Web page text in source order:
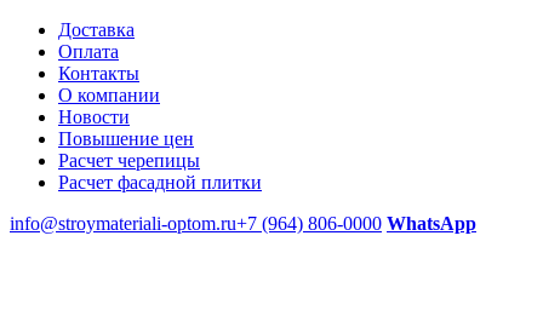
Доставка
Оплата
Контакты
О компании
Новости
Повышение цен
Расчет черепицы
Расчет фасадной плитки
info@stroymateriali-optom.ru+7 (964) 806-0000 WhatsApp